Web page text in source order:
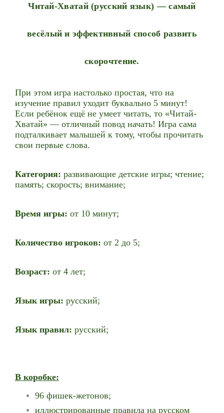
Читай-Хватай (русский язык) — самый
весёлый и эффективный способ развить
скорочтение.
При этом игра настолько простая, что на
изучение правил уходит буквально 5 минут!
Если ребёнок ещё не умеет читать, то «Читай-
Хватай» — отличный повод начать! Игра сама
подталкивает малышей к тому, чтобы прочитать
свои первые слова.
Категория: развивающие детские игры; чтение;
память; скорость; внимание;
Время игры: от 10 минут;
Количество игроков: от 2 до 5;
Возраст: от 4 лет;
Язык игры: русский;
Язык правил: русский;
В коробке:
96 фишек-жетонов;
иллюстрированные правила на русском